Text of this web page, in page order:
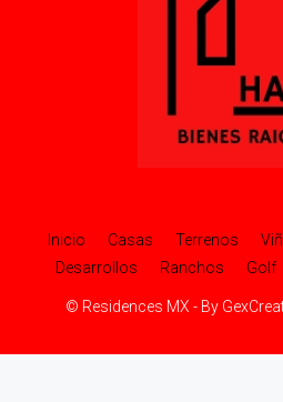
Inicio Casas Terrenos
Desarrollos
Ranchos Golf
© Residences MX - By